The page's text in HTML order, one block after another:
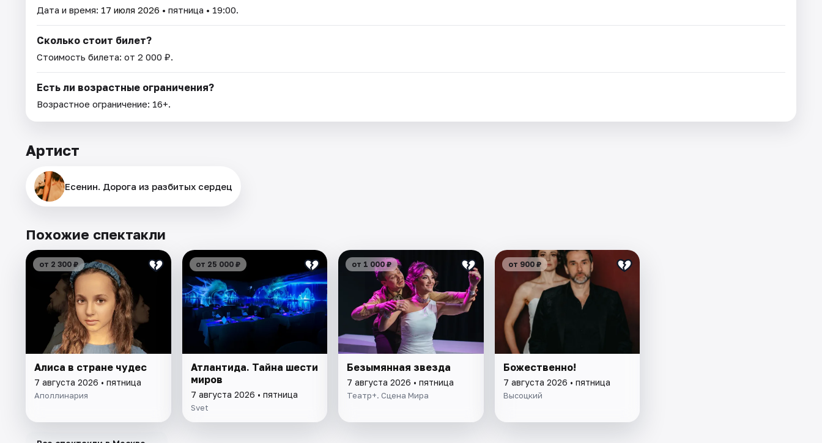
Дата и время: 17 июля 2026 • пятница • 19:00.
Сколько стоит билет?
Стоимость билета: от 2 000 ₽.
Есть ли возрастные ограничения?
Возрастное ограничение: 16+.
Артист
Есенин. Дорога из разбитых сердец
Похожие спектакли
от 2 300 ₽
Алиса в стране чудес
7 августа 2026 • пятница
Аполлинария
от 25 000 ₽
Атлантида. Тайна шести
миров
7 августа 2026 • пятница
Svet
от 1 000 ₽
Безымянная звезда
7 августа 2026 • пятница
Театр+. Сцена Мира
от 900 ₽
Божественно!
7 августа 2026 • пятница
Высоцкий